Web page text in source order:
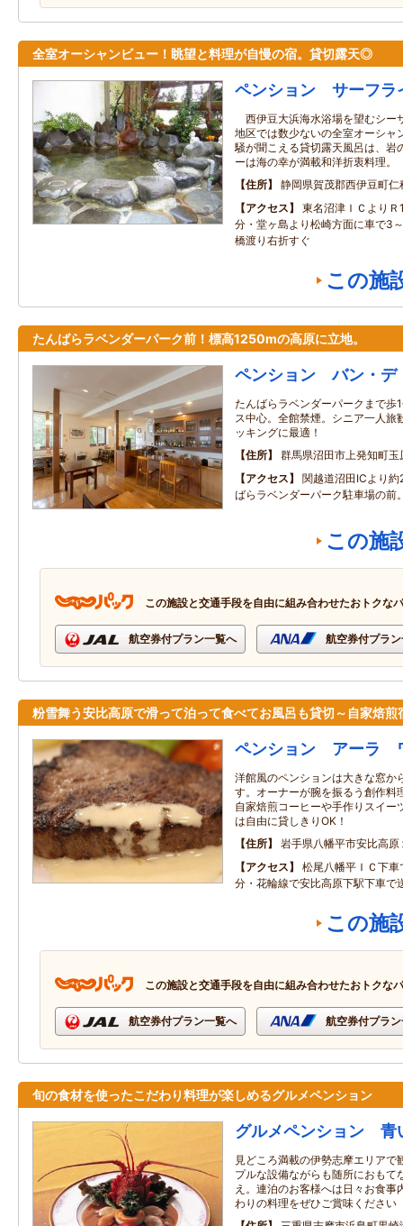
全室オーシャンビュー！眺望と料理が自慢の宿。貸切露天◎
ペンション サーフラ
西伊豆大浜海水浴場を望むシー
地区では数少ないの全室オーシャ
騒が聞こえる貸切露天風呂は、岩
ーは海の幸が満載和洋折衷料理。
住所
静岡県賀茂郡西伊豆町
アクセス
東名沼津ＩＣより
分・堂ヶ島より松崎方面に車で3
橋渡り右折すぐ
この施
たんばらラベンダーパーク前！標高1250mの高原に立地。
ペンション バン・デ
たんばらラベンダーパークまで歩
ス中心。全館禁煙。シニア一人旅
ッキングに最適！
住所
群馬県沼田市上発知町玉
アクセス
関越道沼田ICより
ばらラベンダーパーク駐車場の前
この施
この施設と交通手段を自由に組み合わせたおトクな
航空券付プラン一覧へ 航空券付プラ
粉雪舞う安比高原で滑って泊って食べてお風呂も貸切～自家焙煎
ペンション アーラ
洋館風のペンションは大きな窓か
す。オーナーが腕を振るう創作料
自家焙煎コーヒーや手作りスイー
は自由に貸しきりOK！
住所
岩手県八幡平市安比高原
アクセス
松尾八幡平ＩＣ下
分・花輪線で安比高原下駅下車で
この施
この施設と交通手段を自由に組み合わせたおトクな
航空券付プラン一覧へ 航空券付プラ
旬の食材を使ったこだわり料理が楽しめるグルメペンション
グルメペンション 青
見どころ満載の伊勢志摩エリアで
プルな設備ながらも随所におもて
え。連泊のお客様へは日々お食事
わりの料理をぜひご賞味ください